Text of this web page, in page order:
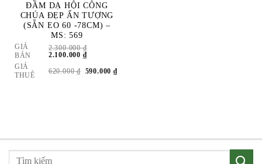
ĐẦM DẠ HỘI CÔNG
CHÚA ĐẸP ẤN TƯỢNG
(SẴN EO 60 -78CM) –
MS: 569
GIÁ
BÁN
2.300.000₫
GIÁ
LÀ:
2.300.000 ₫.
2.100.000 ₫GIÁ
TẠI
LÀ:
GIÁ
THUÊ
620.000₫ GIÁ
590.000 ₫GIÁ